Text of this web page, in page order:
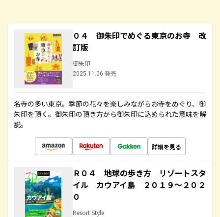
０４ 御朱印でめぐる東京のお寺 改
訂版
御朱印
2025.11.06 発売
名寺の多い東京。季節の花々を楽しみながらお寺をめぐり、御
朱印を頂く。御朱印の頂き方から御朱印に込められた意味を解
説。
詳細を見る
Ｒ０４ 地球の歩き方 リゾートスタ
イル カウアイ島 ２０１９～２０２
０
Resort Style